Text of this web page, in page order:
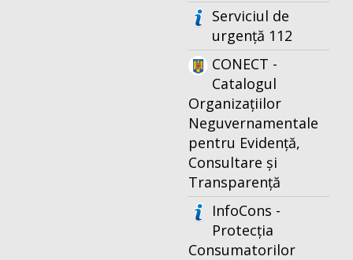
Serviciul de
urgență 112
CONECT -
Catalogul
Organizațiilor
Neguvernamentale
pentru Evidență,
Consultare și
Transparență
InfoCons -
Protecția
Consumatorilor